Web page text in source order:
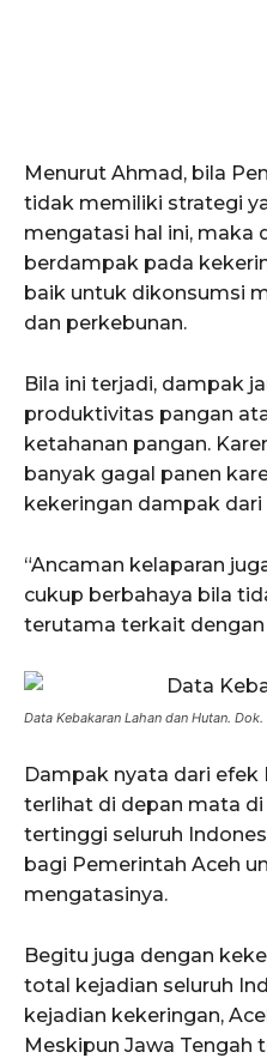
Menurut Ahmad, bila
tidak memiliki strategi
mengatasi hal ini, maka
berdampak pada
baik untuk dikonsumsi
dan perkebunan.
Bila ini terjadi, dampak
produktivitas pangan
ketahanan pangan.
banyak gagal panen
kekeringan dampak dari
“Ancaman kelaparan
cukup berbahaya bila
terutama terkait dengan
Data Kebakaran Lahan dan Hutan. Dok.
Dampak nyata dari efek
terlihat di depan mata di
tertinggi seluruh
bagi Pemerintah Aceh
mengatasinya.
Begitu juga dengan
total kejadian seluruh
kejadian kekeringan,
Meskipun Jawa Tengah